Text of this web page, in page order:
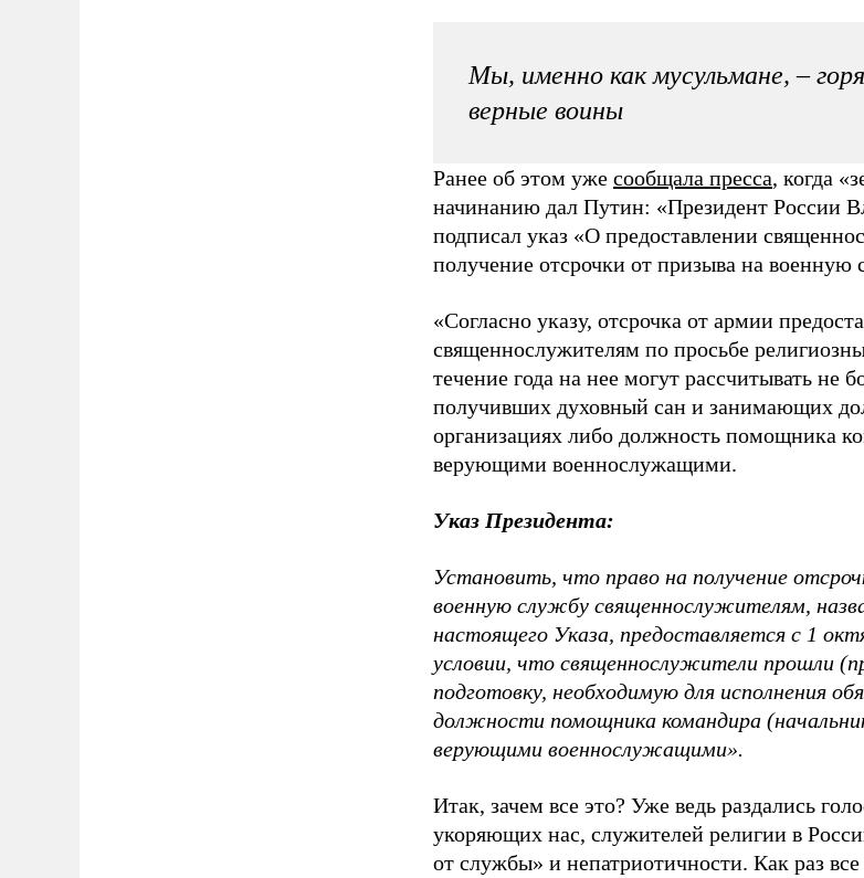
Мы, именно как мусульмане, –
верные воины
Ранее об этом уже сообщала пресса, когда
начинанию дал Путин: «Президент России
подписал указ «О предоставлении
получение отсрочки от призыва на военную
«Согласно указу, отсрочка от армии
священнослужителям по просьбе
течение года на нее могут рассчитывать не
получивших духовный сан и занимающих
организациях либо должность помощника
верующими военнослужащими.
Указ Президента:
Установить, что право на получение
военную службу священнослужителям,
настоящего Указа, предоставляется с 1
условии, что священнослужители прошли
подготовку, необходимую для исполнения
должности помощника командира
верующими военнослужащими».
Итак, зачем все это? Уже ведь раздались
укоряющих нас, служителей религии в
от службы» и непатриотичности. Как раз